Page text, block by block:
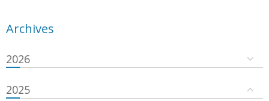
Archives
2026
2025